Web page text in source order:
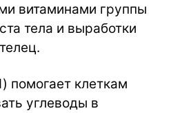
витаминами группы
тела и выработки
помогает клеткам
углеводы в